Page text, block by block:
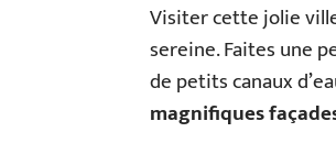
Visiter cette jolie
sereine. Faites une
de petits canaux
magnifiques